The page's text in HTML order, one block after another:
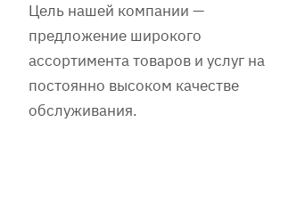
Цель нашей компании —
предложение широкого
ассортимента товаров и услуг на
постоянно высоком качестве
обслуживания.